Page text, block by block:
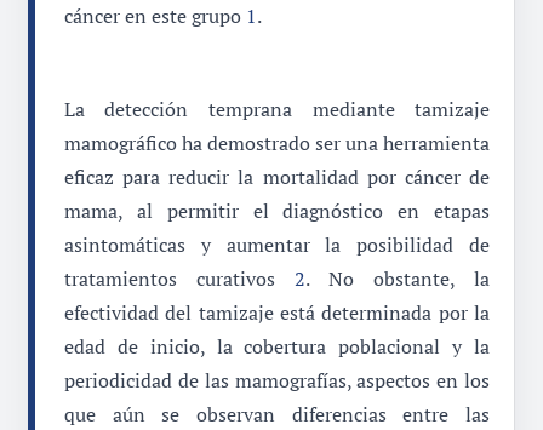
cáncer en este grupo 1.
La detección temprana mediante tamizaje
mamográfico ha demostrado ser una herramienta
eficaz para reducir la mortalidad por cáncer de
mama, al permitir el diagnóstico en etapas
asintomáticas y aumentar la posibilidad de
tratamientos curativos 2. No obstante, la
efectividad del tamizaje está determinada por la
edad de inicio, la cobertura poblacional y la
periodicidad de las mamografías, aspectos en los
que aún se observan diferencias entre las